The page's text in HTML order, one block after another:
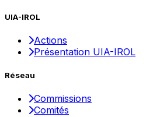
UIA-IROL
Actions
Présentation UIA-IROL
Réseau
Commissions
Comités